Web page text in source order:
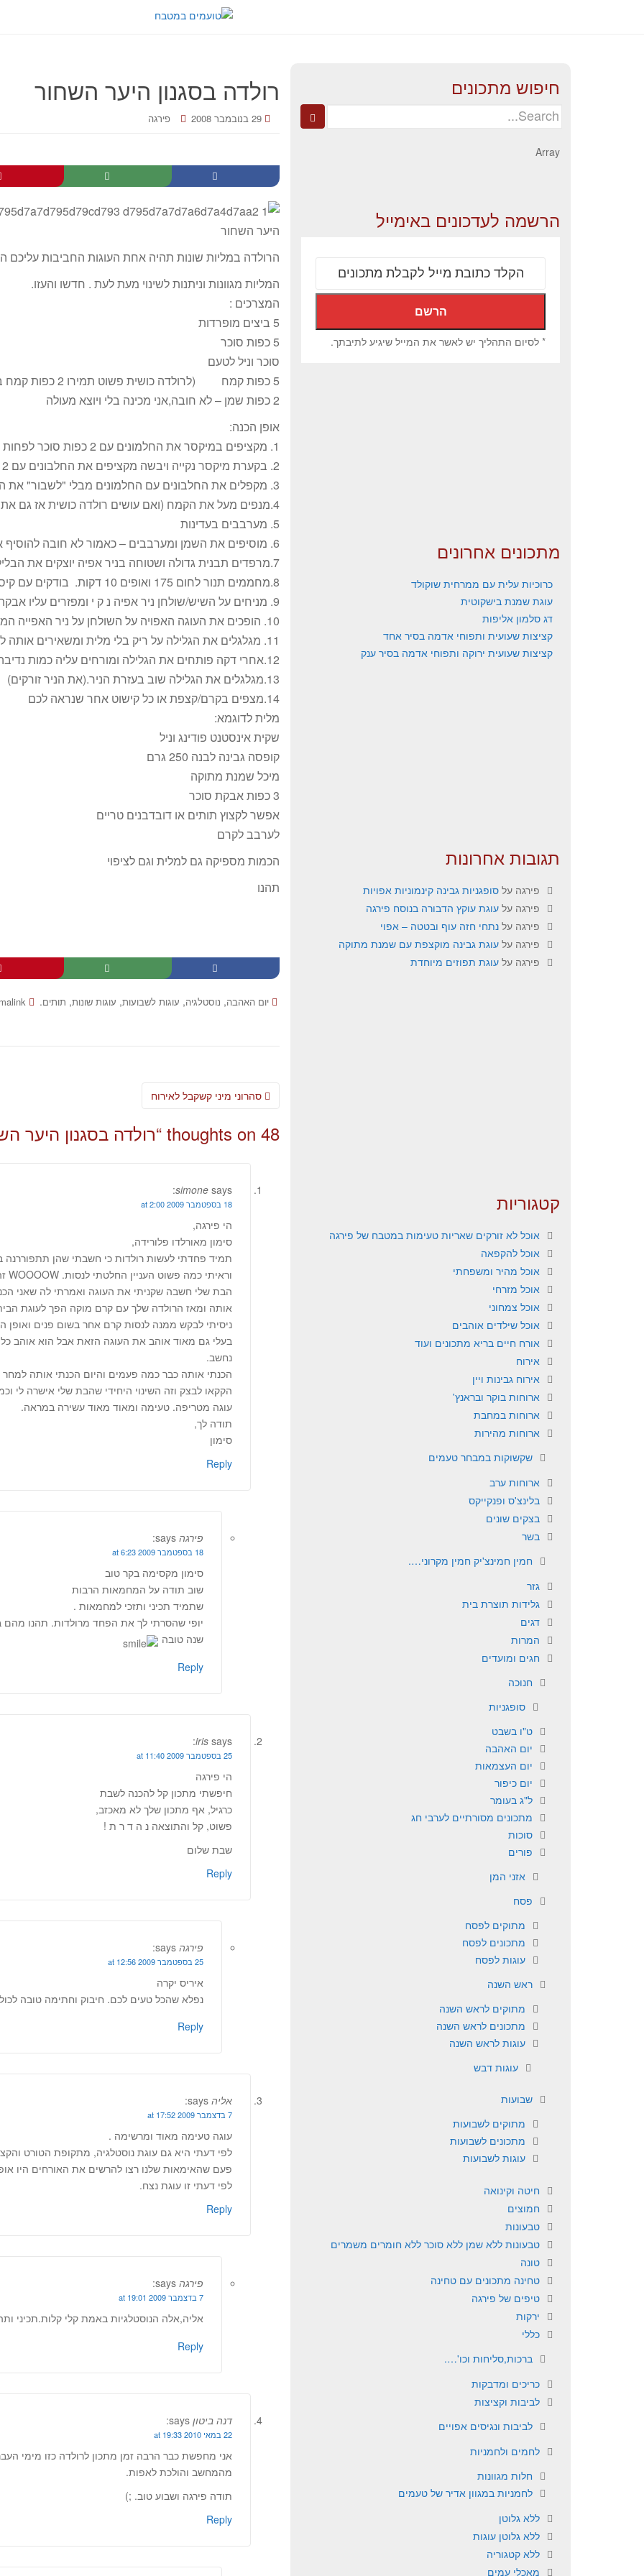
רולדה בסגנון היער השחור
29 בנובמבר 2008 פירגה
הרולדה במליות שונות תהיה אחת העוגות החביבות עליכם
המליות מגוונות וניתנות לשינוי מעת לעת . חדשו והעזו.
המצרכים :
5 ביצים מופרדות
5 כפות סוכר
סוכר וניל לטעם
5 כפות קמח (לרולדה כושית פשוט תמירו 2 כפות קמח ב-2 כפות אבקת קקאו).
2 כפות שמן – לא חובה,אני מכינה בלי ויוצא מעולה
אופן הכנה:
1. מקציפים במיקסר את החלמונים עם 2 כפות סוכר לפחות 2 דקות ומורידים לקערה
2. בקערת מיקסר נקייה ויבשה מקציפים את החלבונים עם 2 כפות סוכר לקצף גבוה ויציב
3. מקפלים את החלבונים עם החלמונים מבלי "לשבור" את הקצף
4.מנפים מעל את הקמח (ואם עושים רולדה כושית אז גם את הקקאו)
5. מערבבים בעדינות
6. מוסיפים את השמן ומערבבים – כאמור לא חובה להוסיף את השמן
7.מרפדים תבנית גדולה ושטוחה בניר אפיה יוצקים את הבלילה ומיישרים
8.מחממים תנור לחום 175 ואופים 10 דקות. בודקים עם קיסם שהעוגה מוכנה
9. מניחים על השיש/שולחן ניר אפיה נ ק י ומפזרים עליו אבקת סוכר
10. הופכים את העוגה האפויה על השולחן על ניר האפייה המפודר (עדיין עם הניר עליה)
11. מגלגלים את הגלילה על ריק בלי מלית ומשאירים אותה לפחות דקה מגולגלת
12.אחרי דקה פותחים את הגלילה ומורחים עליה כמות נדיבה של קרם/קצפת
13.מגלגלים את הגלילה שוב בעזרת הניר.(את הניר זורקים)
14.מצפים בקרם/קצפת או כל קישוט אחר שנראה לכם
מלית לדוגמא:
שקית אינסטנט פודינג וניל
קופסה גבינה לבנה 250 גרם
מיכל שמנת מתוקה
3 כפות אבקת סוכר
אפשר לקצוץ תותים או דובדבנים טריים
לערבב לקרם
הכמות מספיקה גם למלית וגם לציפוי
תהנו
יום האהבה, נוסטלגיה, עוגות לשבועות, עוגות שונות, תותים.
48 thoughts on “ רולדה בסגנון היער
simone says:
18 בספטמבר 2009 at 2:00
הי פירגה,
סימון מאורלדו פלורידה,
תמיד פחדתי לעשות רולדות כי חשבתי שהן
וראיתי כמה פשוט העניין החלטתי לנסות. WOOOOW זה היה ממש פשוט וקל.
הבת שלי חשבה שקניתי את העוגה ואמרתי לה שאני
אותה ומאז הרולדה שלך עם קרם מוקה הפך לעוגת
ניסיתי לבקש ממנה לנסות קרם אחר בשום פנים ואופן
בעלי גם מאוד אוהב את העוגה הזאת אבל הוא אוהב
נחשב.
הכנתי אותה כבר כמה פעמים והיום הכנתי אותה
הקקאו לבצק וזה השינוי היחידי שהבת שלי אישרה לי
עוגה מטריפה. טעימה ומאוד מאוד עשירה במראה.
תודה לך,
סימון
Reply
פירגה says:
18 בספטמבר 2009 at 6:23
סימון מקסימה בקר טוב
שוב תודה על המחמאות הרבות
שתמיד תכיני ותזכי למחמאות .
יופי שהסרתי לך את הפחד מרולדות. תהנו מהם
שנה טובה
Reply
iris says:
25 בספטמבר 2009 at 11:40
הי פירגה
חיפשתי מתכון קל להכנה לשבת
כרגיל, אף מתכון שלך לא מאכזב,
פשוט, קל והתוצאה נ ה ד ר ת !
שבת שלום
Reply
פירגה says:
25 בספטמבר 2009 at 12:56
איריס יקרה
נפלא שהכל טעים לכם. חיבוק וחתימה טובה
Reply
אליה says:
7 בדצמבר 2009 at 17:52
עוגה טעימה מאוד ומרשימה .
לפי דעתי היא גם עוגת נוסטלגיה, מתקופת הטורט
פעם שהאימאות שלנו רצו להרשים את האורחים היו
לפי דעתי זו עוגת נצח.
Reply
פירגה says:
7 בדצמבר 2009 at 19:01
אליה,אלה הנוסטלגיות באמת קלי קלות.תכיני
Reply
דנה ביטון says:
22 במאי 2010 at 19:33
אני מחפשת כבר הרבה זמן מתכון לרולדה כזו מימי
מהמחשב והולכת לאפות.
תודה פירגה ושבוע טוב. ;)
Reply
חיפוש מתכונים
Search
Array
הרשמה לעדכונים באימייל
* לסיום התהליך יש לאשר את המייל שיגיע לתיבתך.
מתכונים אחרונים
כרוכיות עלית עם ממרחית שוקולד
עוגת שמנת בישקוטית
דג סלמון אליפות
קציצות שעועית ותפוחי אדמה בסיר אחד
קציצות שעועית ירוקה ותפוחי אדמה בסיר ענק
תגובות אחרונות
פירגה על סופגניות גבינה קינמוניות אפויות
פירגה על עוגת עוקץ הדבורה בנוסח פירגה
פירגה על נתחי חזה עוף ובטטה – אפוי
פירגה על עוגת גבינה מוקצפת עם שמנת מתוקה
פירגה על עוגת תפוזים מיוחדת
קטגוריות
אוכל לא זורקים שאריות טעימות במטבח של פירגה
אוכל להקפאה
אוכל מהיר ומשפחתי
אוכל מזרחי
אוכל צמחוני
אוכל שילדים אוהבים
אורח חיים בריא מתכונים ועוד
אירוח
אירוח גבינות ויין
ארוחות בוקר ובראנץ'
ארוחות במחבת
ארוחות מהירות
שקשוקות במבחר טעמים
ארוחות ערב
בלינצ'ס ופנקייקס
בצקים שונים
בשר
חמין חמינצ'יק חמין מקרוני….
גזר
גלידות תוצרת בית
דגים
המרות
חגים ומועדים
חנוכה
סופגניות
ט"ו בשבט
יום האהבה
יום העצמאות
יום כיפור
ל"ג בעומר
מתכונים מסורתיים לערבי חג
סוכות
פורים
אזני המן
פסח
מתוקים לפסח
מתכונים לפסח
עוגות לפסח
ראש השנה
מתוקים לראש השנה
מתכונים לראש השנה
עוגות לראש השנה
עוגות דבש
שבועות
מתוקים לשבועות
מתכונים לשבועות
עוגות לשבועות
חיטה וקינואה
חמוצים
טבעונות
טבעונות ללא שמן ללא סוכר ללא חומרים משמרים
טונה
טחינה מתכונים עם טחינה
טיפים של פירגה
ירקות
כללי
ברכות,סליחות וכו'….
כריכים ומדבקות
לביבות וקציצות
לביבות ונגיסים אפויים
לחמים ולחמניות
חלות מגוונות
לחמניות במגוון אדיר של טעמים
ללא גלוטן
ללא גלוטן עוגות
ללא קטגוריה
מאכלי עמים